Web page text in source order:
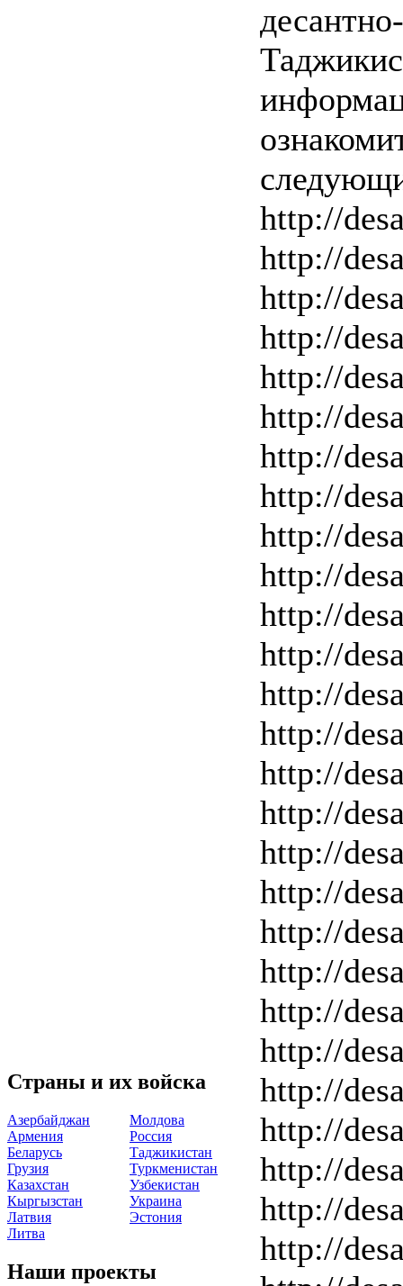
Страны и их войска
Азербайджан
Армения
Беларусь
Грузия
Казахстан
Кыргызстан
Латвия
Литва
Молдова
Россия
Таджикистан
Туркменистан
Узбекистан
Украина
Эстония
Наши проекты
http://
http://
http://
http://
http://
http://
http://
http://
http://
http://
http://
http://
http://
http://
http://
http://
http://
http://
http://
http://
http://
http://
http://
http://
http://
http://
http://